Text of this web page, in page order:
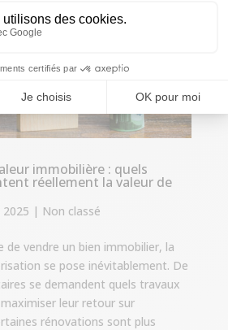
immobilière : quels
réellement la valeur de
2025 | Non classé
de vendre un bien immobilier, la
se pose inévitablement. De
se demandent quels travaux
leur retour sur
rénovations sont plus